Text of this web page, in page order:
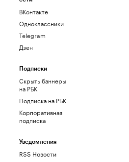
ВКонтакте
Одноклассники
Telegram
Дзен
Подписки
Скрыть баннеры
на РБК
Подписка на РБК
Корпоративная
подписка
Уведомления
RSS Новости